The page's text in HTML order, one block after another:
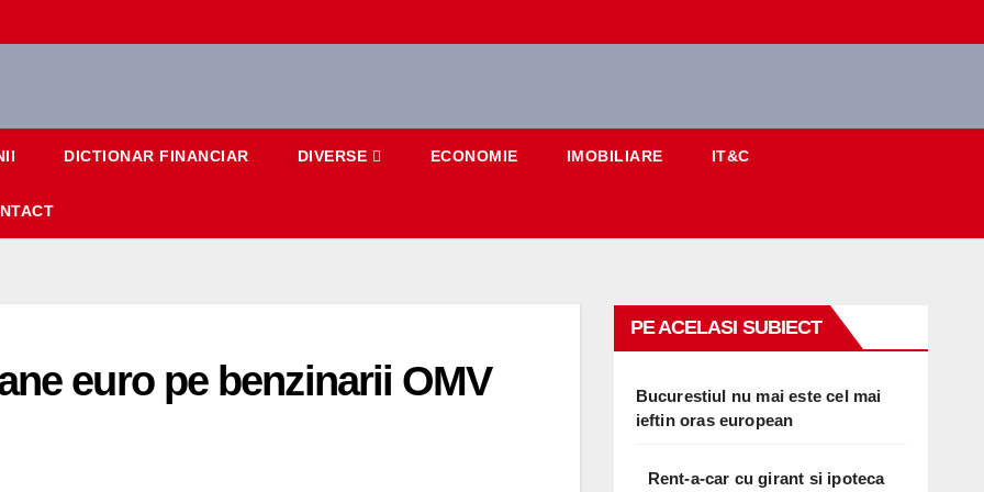
DICTIONAR FINANCIAR DIVERSE ECONOMIE IMOBILIARE IT&C
euro pe benzinarii OMV
PE ACELASI SUBIECT
Bucurestiul nu mai este cel mai
ieftin oras european
Rent-a-car cu girant si ipoteca